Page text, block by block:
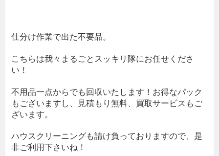
仕分け作業で出た不要品。
こちらは我々まるごとスッキリ隊にお任せくださ
い！
不用品一点からでも回収いたします！お得なパック
もございますし、見積もり無料、買取サービスもご
ざいます。
ハウスクリーニングも請け負っておりますので、是
非ご利用下さいね！